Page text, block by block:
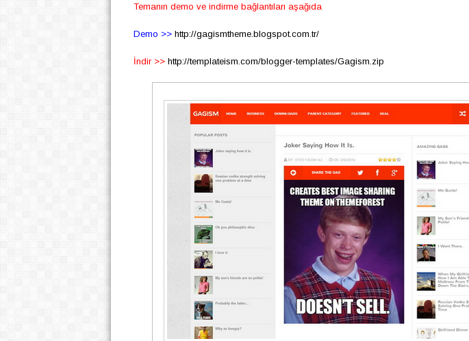
Temanın demo ve indirme bağlantıları aşağıda
Demo >>http://gagismtheme.blogspot.com.tr/
İndir >>http://templateism.com/blogger-templates/Gagism.zip